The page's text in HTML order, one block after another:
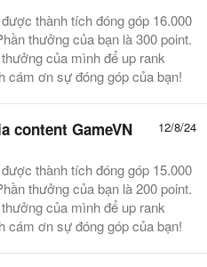
thành tích đóng góp 16.000
thưởng của bạn là 300 point.
của mình để up rank
cám ơn sự đóng góp của bạn!
12/8/24
content GameVN
thành tích đóng góp 15.000
thưởng của bạn là 200 point.
của mình để up rank
cám ơn sự đóng góp của bạn!